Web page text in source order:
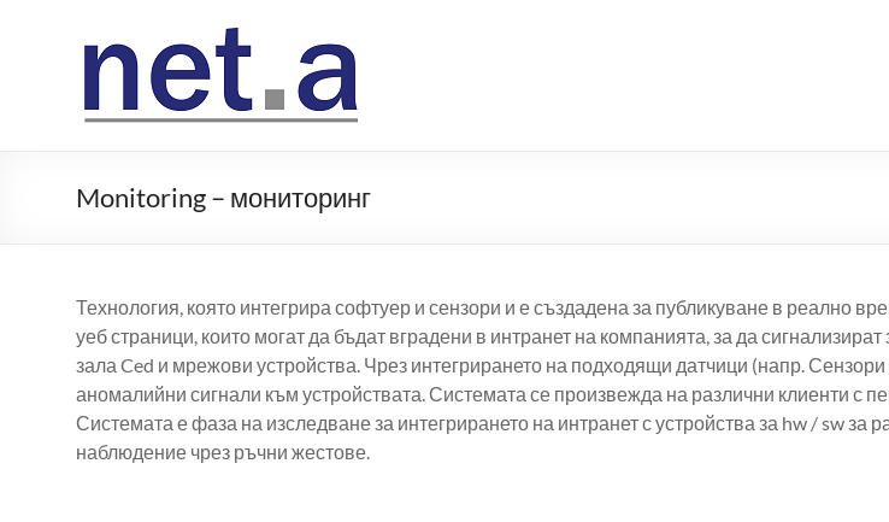
Neta
Monitoring – мониторинг
Технология, която интегрира софтуер и сензори и е създадена за публикуване в реално
уеб страници, които могат да бъдат вградени в интранет на компанията, за да
зала Ced и мрежови устройства. Чрез интегрирането на подходящи датчици (напр.
аномалийни сигнали към устройствата. Системата се произвежда на различни клиенти с
Системата е фаза на изследване за интегрирането на интранет с устройства за hw / sw за
наблюдение чрез ръчни жестове.